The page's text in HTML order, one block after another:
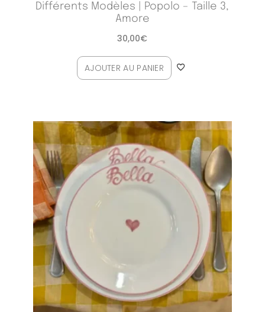
Différents Modèles | Popolo – Taille 3,
Amore
30,00€
AJOUTER AU PANIER